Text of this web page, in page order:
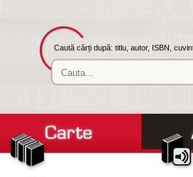
Caută cărți după: titlu, autor, ISBN,